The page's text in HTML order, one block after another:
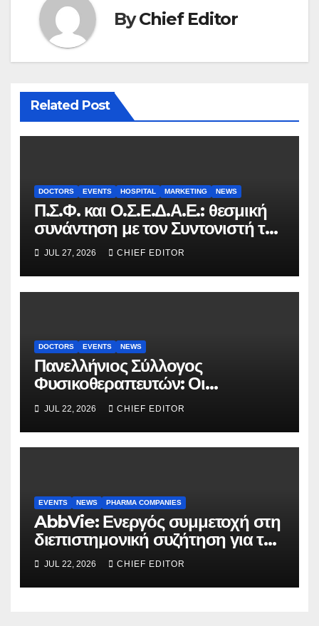
ByChief Editor
Related Post
DOCTORS EVENTS HOSPITAL MARKETING NEWS
Π.Σ.Φ. και Ο.Σ.Ε.Δ.Α.Ε.: θεσμική
συνάντηση με τον Συντονιστή του
Γραφείου του Πρωθυπουργού
JUL 27, 2026 CHIEF EDITOR
DOCTORS EVENTS NEWS
Πανελλήνιος Σύλλογος
Φυσικοθεραπευτών: Οι
προτάσεις προς τον ΕΟΠΥΥ για
τον περιορισμό του clawback
JUL 22, 2026 CHIEF EDITOR
EVENTS NEWS PHARMA COMPANIES
AbbVie: Ενεργός συμμετοχή στη
διεπιστημονική συζήτηση για την
υγεία και την ισότιμη πρόσβαση
των ασθενών στην καινοτομία,
στο Ευρωπαϊκό Κοινοβούλιο
JUL 22, 2026 CHIEF EDITOR